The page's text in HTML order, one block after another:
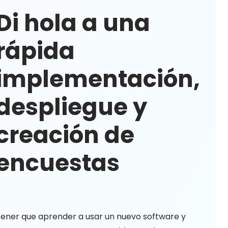
hola a una
y
de
que aprender a usar un nuevo software y